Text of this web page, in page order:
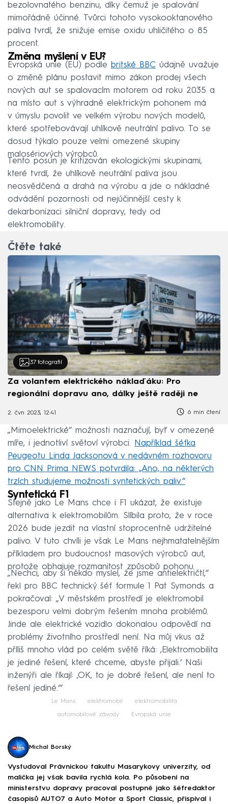
bezolovnatého benzinu, díky čemuž je spalování
mimořádně účinné. Tvůrci tohoto vysokooktanového
paliva tvrdí, že snižuje emise oxidu uhličitého o 85
procent.
Změna myšlení v EU?
Evropská unie (EU) podle britské BBC údajně uvažuje
o změně plánu postavit mimo zákon prodej všech
nových aut se spalovacím motorem od roku 2035 a
na místo aut s výhradně elektrickým pohonem má
v úmyslu povolit ve velkém výrobu nových modelů,
které spotřebovávají uhlíkově neutrální palivo. To se
dosud týkalo pouze velmi omezené skupiny
malosériových výrobců.
Tento posun je kritizován ekologickými skupinami,
které tvrdí, že uhlíkově neutrální paliva jsou
neosvědčená a drahá na výrobu a jde o nákladné
odvádění pozornosti od nejúčinnější cesty k
dekarbonizaci silniční dopravy, tedy od
elektromobility.
Čtěte také
37 fotografií
Za volantem elektrického náklaďáku: Pro
regionální dopravu ano, dálky ještě raději ne
2. čvn 2023, 12:41 6 min čtení
„Mimoelektrické“ možnosti naznačují, byť v omezené
míře, i jednotliví světoví výrobci. Například šéfka
Peugeotu Linda Jacksonová v nedávném rozhovoru
pro CNN Prima NEWS potvrdila: „Ano, na některých
trzích studujeme možnosti syntetických paliv.“
Syntetická F1
Stejně jako Le Mans chce i F1 ukázat, že existuje
alternativa k elektromobilům. Slíbila proto, že v roce
2026 bude jezdit na vlastní stoprocentně udržitelné
palivo. V tuto chvíli je však Le Mans nejhmatatelnějším
příkladem pro budoucnost masových výrobců aut,
protože obhajuje rozmanitost způsobů pohonu.
„Nechci, aby si někdo myslel, že jsme antielektričtí,“
řekl pro BBC technický šéf formule 1 Pat Symonds a
pokračoval: „V městském prostředí je elektromobil
bezesporu velmi dobrým řešením mnoha problémů.
Jinde ale elektrické vozidlo dokonalou odpovědí na
problémy životního prostředí není. Na můj vkus až
příliš mnoho vlád po celém světě říká: ‚Elektromobilita
je jediné řešení, které chceme, abyste přijali.‘ Naši
inženýři ale říkají: ‚OK, to je dobré řešení, ale není to
řešení jediné.‘“
Le Mans elektromobil elektromobilita
automobilové závody Evropská unie
Michal Borský
Vystudoval Právnickou fakultu Masarykovy univerzity, od
malička jej však bavila rychlá kola. Po působení na
ministerstvu dopravy pracoval postupně jako šéfredaktor
časopisů AUTO7 a Auto Motor a Sport Classic, přispíval i